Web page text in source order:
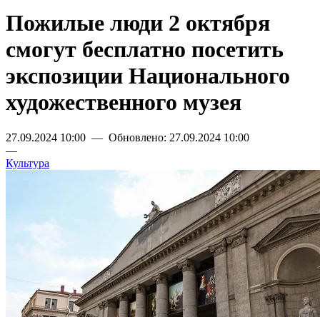
Пожилые люди 2 октября
смогут бесплатно посетить
экспозиции Национального
художественного музея
27.09.2024 10:00 — Обновлено: 27.09.2024 10:00
—
Культура